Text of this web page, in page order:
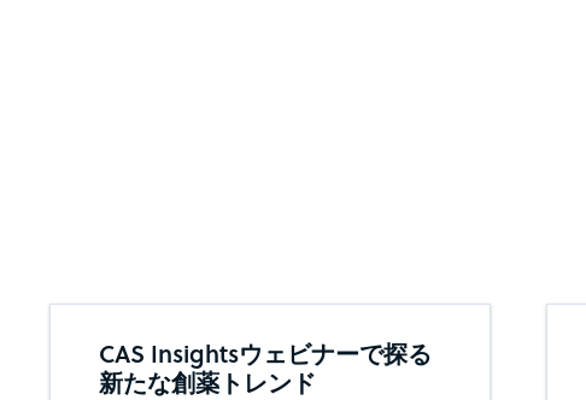
CAS Insightsウェビナーで探る
新たな創薬トレンド